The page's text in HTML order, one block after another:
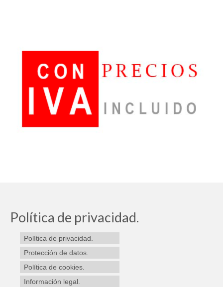
Política de privacidad.
Política de privacidad.
Protección de datos.
Política de cookies.
Información legal.